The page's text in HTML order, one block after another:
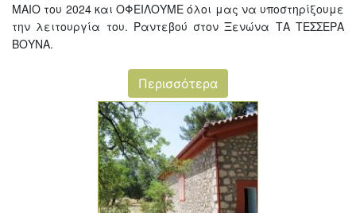
ΜΑΙΟ του 2024 και ΟΦΕΙΛΟΥΜΕ όλοι μας να υποστηρίξουμε
την λειτουργία του. Ραντεβού στον Ξενώνα ΤΑ ΤΕΣΣΕΡΑ
ΒΟΥΝΑ.
Περισσότερα